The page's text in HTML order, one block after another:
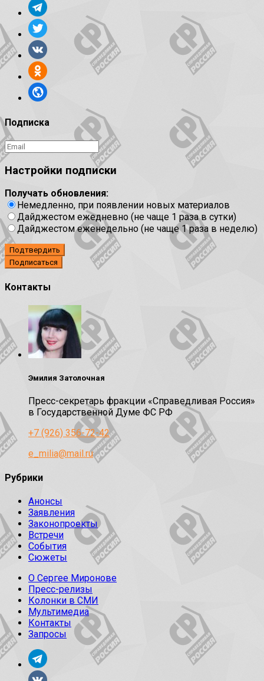
Подписка
Настройки подписки
Получать обновления:
Немедленно, при появлении новых материалов
Дайджестом ежедневно (не чаще 1 раза в сутки)
Дайджестом еженедельно (не чаще 1 раза в неделю)
Подтвердить
Контакты
Эмилия Затолочная
Пресс-секретарь фракции «Справедливая Россия»
в Государственной Думе ФС РФ
+7 (926) 356-72-42
e_milia@mail.ru
Рубрики
Анонсы
Заявления
Законопроекты
Встречи
События
Сюжеты
О Сергее Миронове
Пресс-релизы
Колонки в СМИ
Мультимедиа
Контакты
Запросы